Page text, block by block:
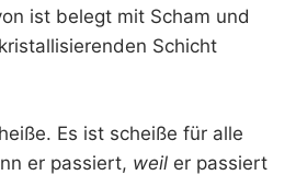
ist belegt mit Scham und
Schicht
Es ist scheiße für alle
er passiert, weil er passiert